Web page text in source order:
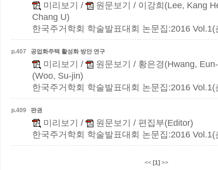
미리보기 / 원문보기
/ 이강희(Lee, Kang
Chang U)
한국주거학회 학술발표대회 논문집:2016
p.407 공업화주택 활성화 방안 연구
미리보기 / 원문보기
/ 황은경(Hwang,
(Woo, Su-jin)
한국주거학회 학술발표대회 논문집:2016
p.409 판권
미리보기 / 원문보기
/ 편집부(Editor)
한국주거학회 학술발표대회 논문집:2016
<< [1] >>